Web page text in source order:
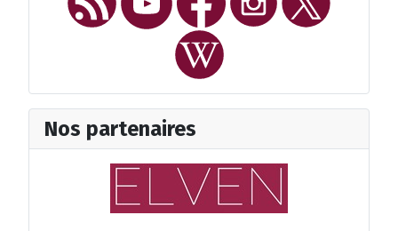
Nos partenaires